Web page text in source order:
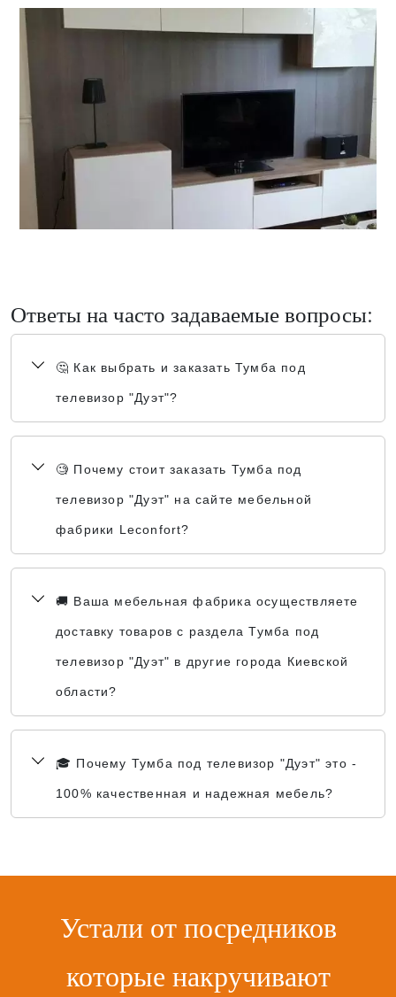
Ответы на часто задаваемые вопросы:
🤔 Как выбрать и заказать Тумба под
телевизор "Дуэт"?
🧐 Почему стоит заказать Тумба под
телевизор "Дуэт" на сайте мебельной
фабрики Leconfort?
🚚 Ваша мебельная фабрика осуществляете
доставку товаров с раздела Тумба под
телевизор "Дуэт" в другие города Киевской
области?
🎓 Почему Тумба под телевизор "Дуэт" это -
100% качественная и надежная мебель?
Устали от посредников
которые накручивают